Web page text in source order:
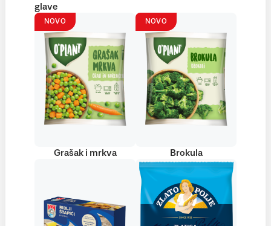
glave
NOVO
Grašak i mrkva
NOVO
Brokula